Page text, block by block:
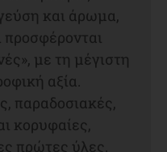
και άρωμα,
με τη μέγιστη
αξία.
παραδοσιακές,
κορυφαίες,
πρώτες ύλες.